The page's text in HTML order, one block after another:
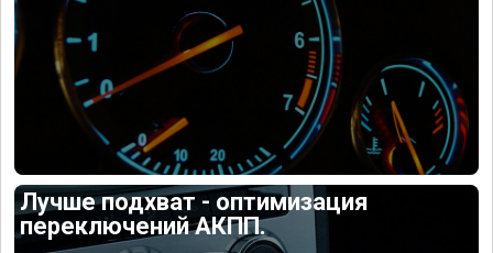
Лучше подхват - оптимизация
переключений АКПП.